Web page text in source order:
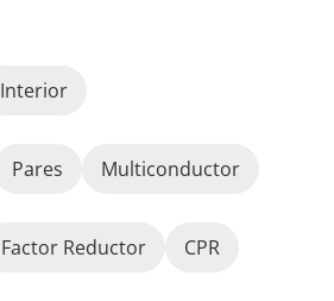
Interior
Pares Multiconductor
Factor Reductor CPR